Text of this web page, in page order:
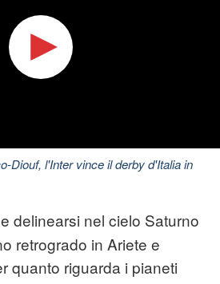
Diouf, l'Inter vince il derby d'Italia in
delinearsi nel cielo Saturno
retrogrado in Ariete e
quanto riguarda i pianeti